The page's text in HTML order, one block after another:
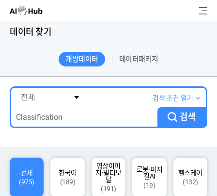
AI-Hub
AI 데이터찾기
AI 허브소개
AI 개발지원
색
데이터 찾기
개방데이터 데이터패키지
검색 조건 열기
검색
전체
(975)
한국어
(189)
영상이미
지·멀티모
달
(191)
로봇·피지
컬AI
(19)
헬스케어
(132)